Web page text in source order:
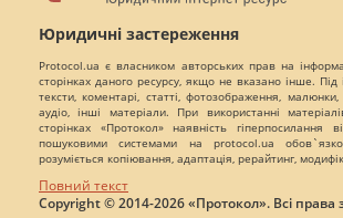
Юридичні застереження
Protocol.ua є власником авторських прав на
сторінках даного ресурсу, якщо не вказано інше. Під
тексти, коментарі, статті, фотозображення,
аудіо, інші матеріали. При використанні
сторінках «Протокол» наявність гіперпосилання
пошуковими системами на protocol.ua
розуміється копіювання, адаптація, рерайтинг,
Повний текст
Copyright © 2014-2026 «Протокол». Всі права